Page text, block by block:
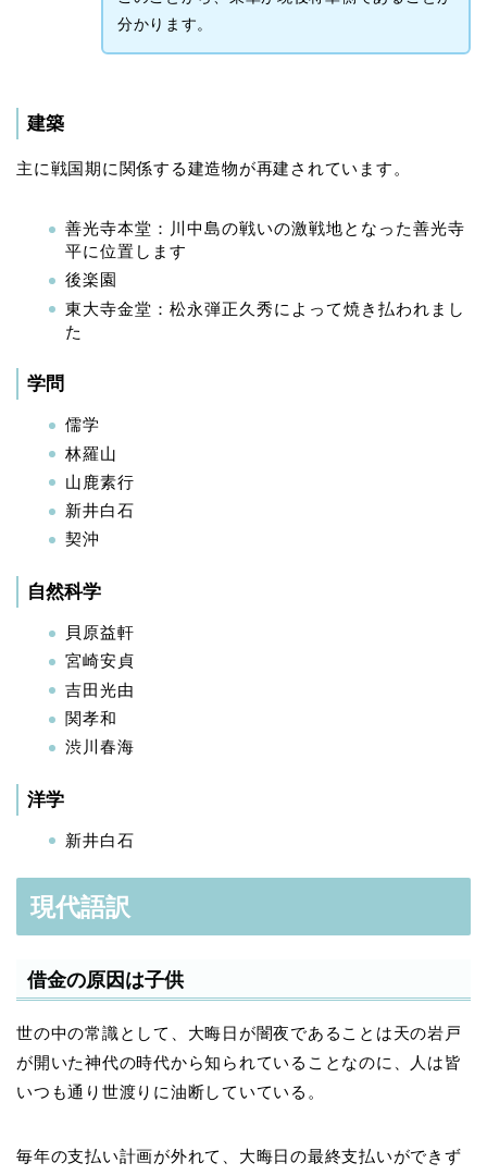
分かります。
建築
主に戦国期に関係する建造物が再建されています。
善光寺本堂：川中島の戦いの激戦地となった善光寺
平に位置します
後楽園
東大寺金堂：松永弾正久秀によって焼き払われまし
た
学問
儒学
林羅山
山鹿素行
新井白石
契沖
自然科学
貝原益軒
宮崎安貞
吉田光由
関孝和
渋川春海
洋学
新井白石
現代語訳
借金の原因は子供
世の中の常識として、大晦日が闇夜であることは天の岩戸
が開いた神代の時代から知られていることなのに、人は皆
いつも通り世渡りに油断していている。
毎年の支払い計画が外れて、大晦日の最終支払いができず